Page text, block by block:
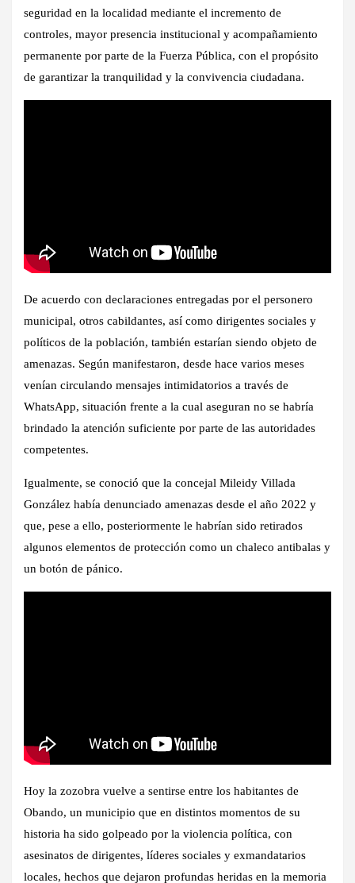
seguridad en la localidad mediante el incremento de
controles, mayor presencia institucional y acompañamiento
permanente por parte de la Fuerza Pública, con el propósito
de garantizar la tranquilidad y la convivencia ciudadana.
De acuerdo con declaraciones entregadas por el personero
municipal, otros cabildantes, así como dirigentes sociales y
políticos de la población, también estarían siendo objeto de
amenazas. Según manifestaron, desde hace varios meses
venían circulando mensajes intimidatorios a través de
WhatsApp, situación frente a la cual aseguran no se habría
brindado la atención suficiente por parte de las autoridades
competentes.
Igualmente, se conoció que la concejal Mileidy Villada
González había denunciado amenazas desde el año 2022 y
que, pese a ello, posteriormente le habrían sido retirados
algunos elementos de protección como un chaleco antibalas y
un botón de pánico.
Hoy la zozobra vuelve a sentirse entre los habitantes de
Obando, un municipio que en distintos momentos de su
historia ha sido golpeado por la violencia política, con
asesinatos de dirigentes, líderes sociales y exmandatarios
locales, hechos que dejaron profundas heridas en la memoria